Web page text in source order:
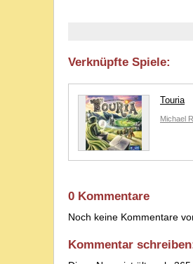
Verknüpfte Spiele:
Touria
Michael
0 Kommentare
Noch keine Kommentare
Kommentar